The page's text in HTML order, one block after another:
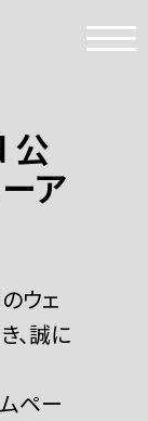
公
ア
ウェ
、誠に
ペー